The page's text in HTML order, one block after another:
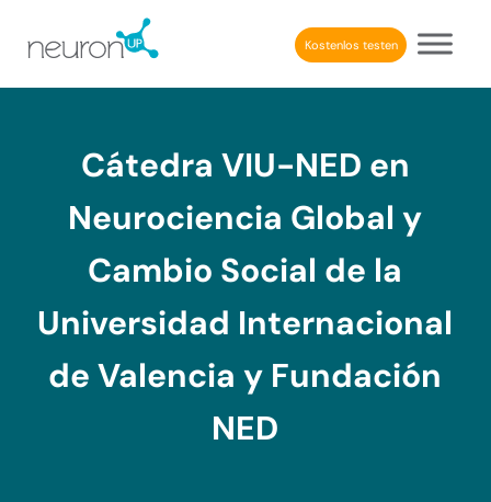
BERUFLICHE KOGNITIVE REHABILITATION
Kostenlos testen
Cátedra VIU-NED en
Neurociencia Global y
Cambio Social de la
Universidad Internacional
de Valencia y Fundación
NED